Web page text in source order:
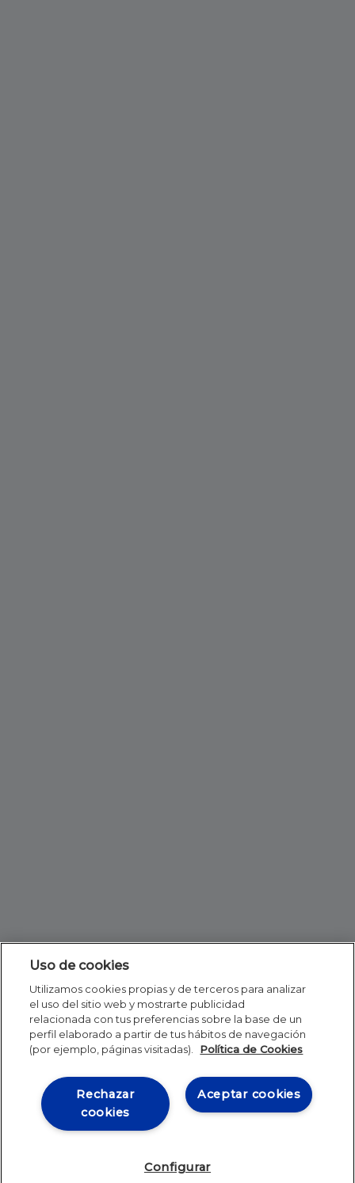
Uso de cookies
Utilizamos cookies propias y de terceros para analizar
el uso del sitio web y mostrarte publicidad
relacionada con tus preferencias sobre la base de un
perfil elaborado a partir de tus hábitos de navegación
(por ejemplo, páginas visitadas).
Política de Cookies
Aceptar cookies
Rechazar
cookies
Configurar